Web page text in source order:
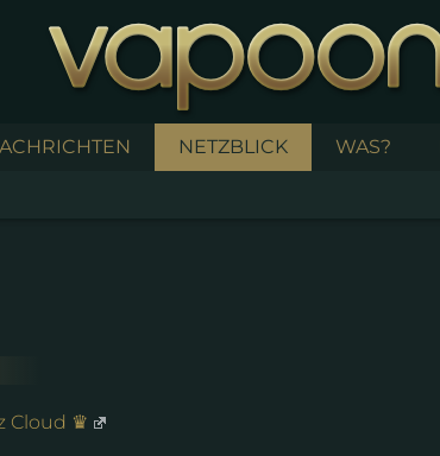
NETZBLICK WAS?
Cloud ♛